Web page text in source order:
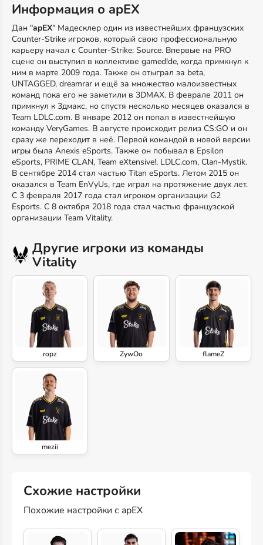
Информация о apEX
Дан "apEX" Мадесклер один из известнейших французских
Counter-Strike игроков, который свою профессиональную
карьеру начал с Counter-Strike: Source. Впервые на PRO
сцене он выступил в коллективе gamed!de, когда примкнул к
ним в марте 2009 года. Также он отыграл за beta,
UNTAGGED, dreamrar и ещё за множество малоизвестных
команд пока его не заметили в 3DMAX. В феврале 2011 он
примкнул к 3дмакс, но спустя несколько месяцев оказался в
Team LDLC.com. В январе 2012 он попал в известнейшую
команду VeryGames. В августе происходит релиз CS:GO и он
сразу же переходит в неё. Первой командой в новой версии
игры была Anexis eSports. Также он побывал в Epsilon
eSports, PRIME CLAN, Team eXtensive!, LDLC.com, Clan-Mystik.
В сентябре 2014 стал частью Titan eSports. Летом 2015 он
оказался в Team EnVyUs, где играл на протяжение двух лет.
С 3 февраля 2017 года стал игроком организации G2
Esports. С 8 октября 2018 года стал частью французской
организации Team Vitality.
Другие игроки из команды
Vitality
ropz ZywOo flameZ
mezii
Схожие настройки
Похожие настройки с apEX